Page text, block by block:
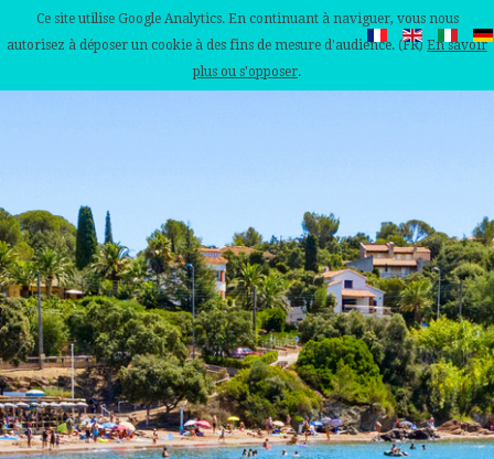
Ce site utilise Google Analytics. En continuant à naviguer, vous nous
autorisez à déposer un cookie à des fins de mesure d'audience. (FR) En savoir
plus ou s'opposer.